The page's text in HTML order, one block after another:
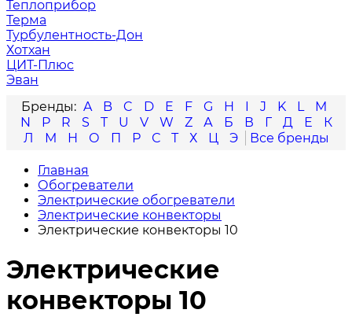
Теплоприбор
Терма
Турбулентность-Дон
Хотхан
ЦИТ-Плюс
Эван
A
B C D E F G H I J K L
M
N
P R S T U V W Z А Б В Г Д Е
К
Л
М Н О П Р С Т Х Ц Э
Главная
Обогреватели
Электрические обогреватели
Электрические конвекторы
Электрические конвекторы 10
Электрические
конвекторы 10